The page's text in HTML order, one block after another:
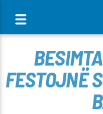
FESTOJNË